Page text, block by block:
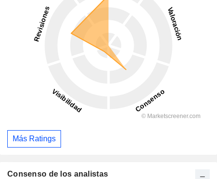
Más Ratings
Consenso de los analistas